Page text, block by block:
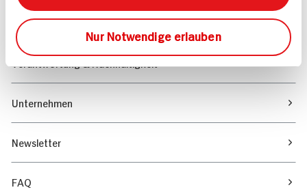
Nur Notwendige erlauben
Unser Magazin
Unternehmen
Newsletter
FAQ